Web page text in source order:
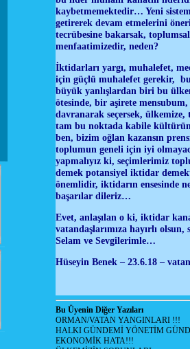
kaybetmemektedir… Yeni
getirerek devam etmelerini
tecrübesine bakarsak,
menfaatimizedir, neden?
İktidarları yargı, muhalefet,
için güçlü muhalefet gerekir,
büyük yanlışlardan biri bu
ötesinde, bir aşirete
davranarak seçersek, ülkemize,
tam bu noktada kabile
ben, bizim oğlan kazansın
toplumun geneli için iyi
yapmalıyız ki, seçimlerimiz
demek potansiyel iktidar
önemlidir, iktidarın ensesinde
başarılar dileriz…
Evet, anlaşılan o ki, iktidar
vatandaşlarımıza hayırlı
Selam ve Sevgilerimle…
Hüseyin Benek – 23.6.18 –
Bu Üyenin Diğer Yazıları
ORMAN/VATAN YANGINLARI !!!
HALKI GÜNDEMİ YÖNETİM
EKONOMİK HATA!!!